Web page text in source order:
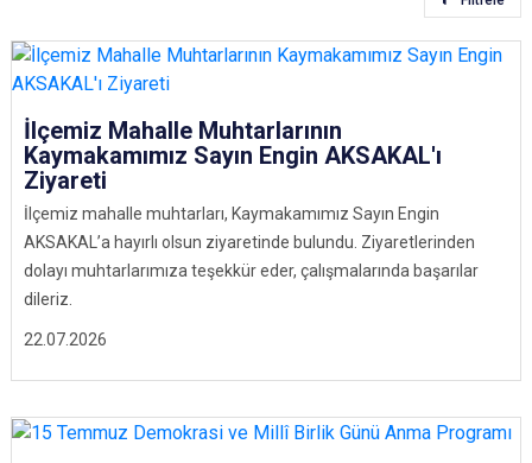
Bergama
Beydağ
Bornova
Buca
Çeşme
Çiğli
Dikili
Karaburun
Kemalpaşa
Kınık
Konak
Menderes
Seferihisar
Torbalı
Bayraklı
Karabağlar
22.07.2026
İlçemiz Mahalle Muhtarlarının
Kaymakamımız Sayın Engin AKSAKAL'ı
Ziyareti
İlçemiz mahalle muhtarları, Kaymakamımız Sayın Engin
AKSAKAL’a hayırlı olsun ziyaretinde bulundu. Ziyaretlerinden
dolayı muhtarlarımıza teşekkür eder, çalışmalarında başarılar
dileriz.